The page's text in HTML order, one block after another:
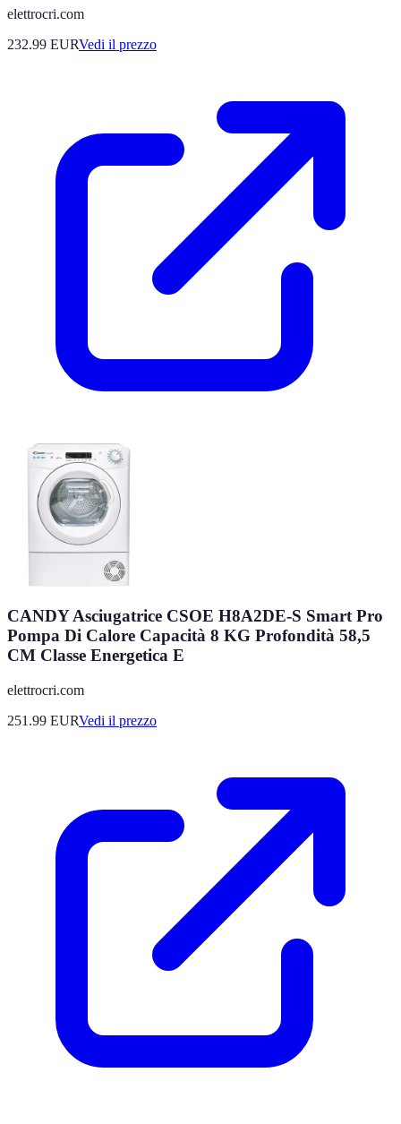
elettrocri.com
232.99 EURVedi il prezzo
CANDY Asciugatrice CSOE H8A2DE-S Smart Pro
Pompa Di Calore Capacità 8 KG Profondità 58,5
CM Classe Energetica E
elettrocri.com
251.99 EURVedi il prezzo